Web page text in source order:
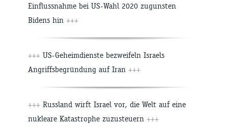
Einflussnahme bei US-Wahl 2020 zugunsten
Bidens hin +++
+++ US-Geheimdienste bezweifeln Israels
Angriffsbegründung auf Iran +++
+++ Russland wirft Israel vor, die Welt auf eine
nukleare Katastrophe zuzusteuern +++